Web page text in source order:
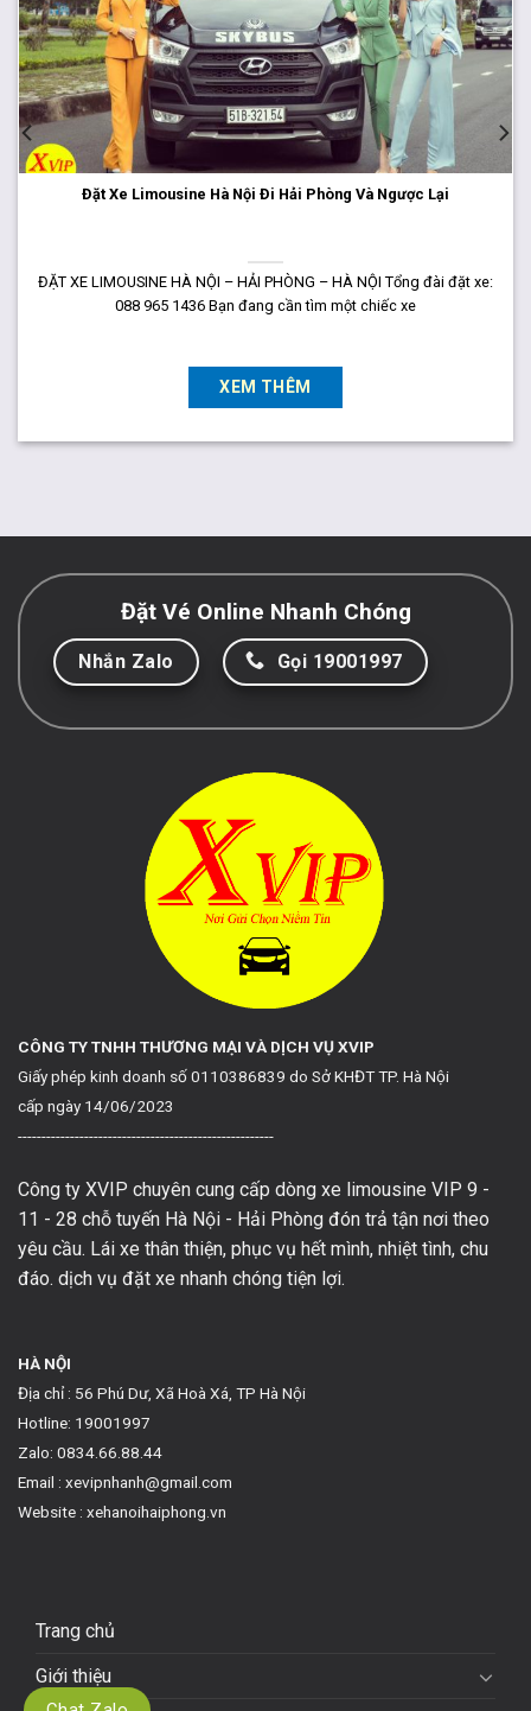
Đặt Xe Limousine Hà Nội Đi Hải Phòng Và Ngược Lại
ĐẶT XE LIMOUSINE HÀ NỘI – HẢI PHÒNG – HÀ NỘI Tổng đài đặt xe:
088 965 1436 Bạn đang cần tìm một chiếc xe
XEM THÊM
Đặt Vé Online Nhanh Chóng
Nhắn Zalo Gọi 19001997
CÔNG TY TNHH THƯƠNG MẠI VÀ DỊCH VỤ XVIP
Giấy phép kinh doanh số 0110386839 do Sở KHĐT TP. Hà Nội
cấp ngày 14/06/2023
------------------------------------------------------
Công ty XVIP chuyên cung cấp dòng xe limousine VIP 9 -
11 - 28 chỗ tuyến Hà Nội - Hải Phòng đón trả tận nơi theo
yêu cầu. Lái xe thân thiện, phục vụ hết mình, nhiệt tình, chu
đáo. dịch vụ đặt xe nhanh chóng tiện lợi.
HÀ NỘI
Địa chỉ : 56 Phú Dư, Xã Hoà Xá, TP Hà Nội
Hotline: 19001997
Zalo: 0834.66.88.44
Email : xevipnhanh@gmail.com
Website : xehanoihaiphong.vn
Trang chủ
Giới thiệu